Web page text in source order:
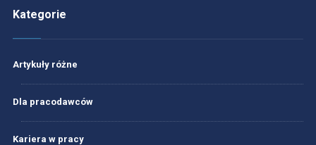
Kategorie
Artykuły różne
Dla pracodawców
Kariera w pracy